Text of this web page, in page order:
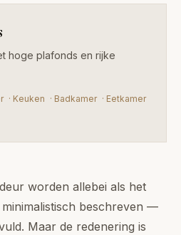
hoge plafonds en rijke
· Keuken · Badkamer · Eetkamer
worden allebei als het
beschreven —
Maar de redenering is